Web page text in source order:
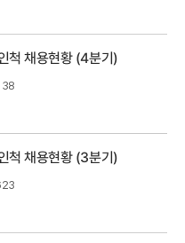
척 채용현황 (4분기)
척 채용현황 (3분기)